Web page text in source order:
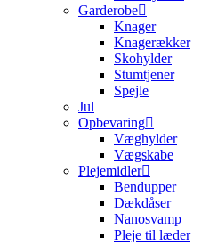
Garderobe
Knager
Knagerækker
Skohylder
Stumtjener
Spejle
Jul
Opbevaring
Væghylder
Vægskabe
Plejemidler
Bendupper
Dækdåser
Nanosvamp
Pleje til læder